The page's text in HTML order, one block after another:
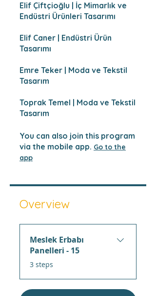
Elif Çiftçioğlu | İç Mimarlık ve
Endüstri Ürünleri Tasarımı
Elif Caner | Endüstri Ürün
Tasarımı
Emre Teker | Moda ve Tekstil
Tasarım
Toprak Temel | Moda ve Tekstil
Tasarım
You can also join this program
via the mobile app. Go to the
app
Overview
Meslek Erbabı
Panelleri - 15
.
3 steps